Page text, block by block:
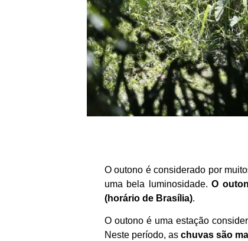
O outono é considerado por
uma bela luminosidade.O
(horário de Brasília).
O outono é uma estação
Neste período, as chuvas são